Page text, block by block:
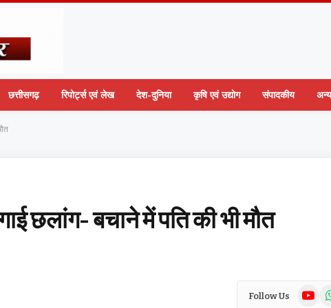
छत्तीसगढ़ रिपोर्ट्स एवं लेख देश-दुनिया कृषि एवं उद्योग संपादकीय अन्य
छलांग- बचाने में पति की भी मौत
Follow Us